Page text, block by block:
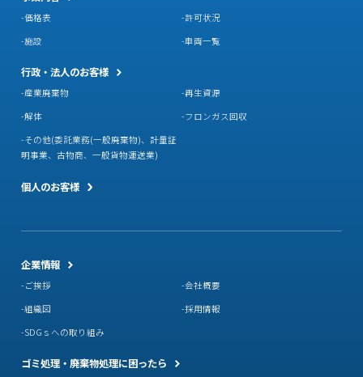
価格表
許可状況
施設
車両一覧
行政・法人のお客様
産業廃棄物
再生資源
解体
フロンガス回収
その他(委託業務(一般廃棄物)、計量証
明事業、古物商、一般貨物運送業)
個人のお客様
企業情報
ご挨拶
会社概要
組織図
採用情報
SDGｓへの取り組み
ゴミ処理・廃棄物処理に困ったら